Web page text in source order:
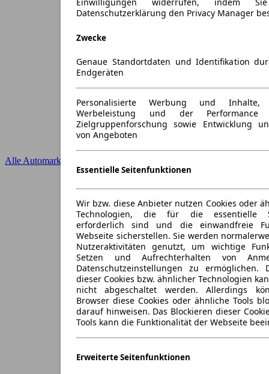
Einwilligungen widerrufen, indem
Datenschutzerklärung den Privacy Manager
Zwecke
Genaue Standortdaten und Identifikation
Endgeräten
Personalisierte Werbung und Inhalte,
Werbeleistung und der
Zielgruppenforschung sowie Entwicklung
von Angeboten
Essentielle Seitenfunktionen
Wir bzw. diese Anbieter nutzen Cookies oder
Technologien, die für die essentielle
erforderlich sind und die einwandfreie
Webseite sicherstellen. Sie werden
Nutzeraktivitäten genutzt, um wichtige
Setzen und Aufrechterhalten von
Datenschutzeinstellungen zu ermöglichen.
dieser Cookies bzw. ähnlicher Technologien
nicht abgeschaltet werden. Allerdings
Browser diese Cookies oder ähnliche Tools
darauf hinweisen. Das Blockieren dieser
Tools kann die Funktionalität der Webseite
Erweiterte Seitenfunktionen
Alle Automarken